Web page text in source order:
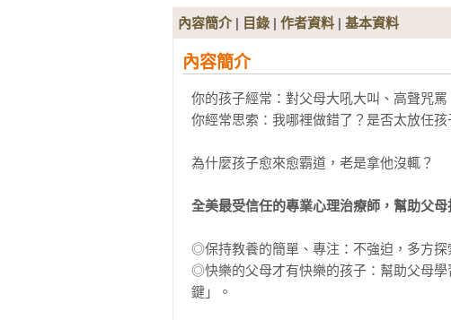
內容簡介| 目錄 | 作者資料 | 基本資料
內容簡介
你的孩子經常：對父母大吼大叫、高聲咒罵
你經常思索：我哪裡做錯了？是否太放任孩
為什麼孩子愈來愈霸道，老是拿他沒輒？
全美最受信任的專業心理治療師，幫助父
◎保持教養的簡單、專注：不強迫，多方探
◎快樂的父母才有快樂的孩子：幫助父母
鍵」。